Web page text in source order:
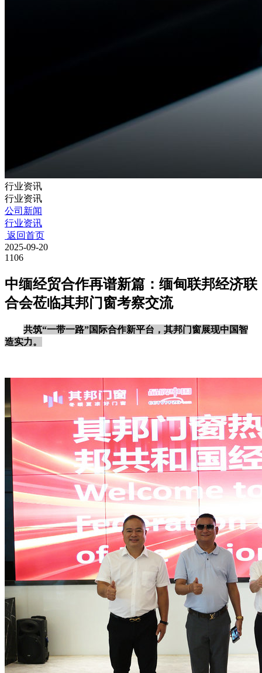
行业资讯
行业资讯
公司新闻
行业资讯
返回首页
2025-09-20
1106
中缅经贸合作再谱新篇：缅甸联邦经济联
合会莅临其邦门窗考察交流
共筑“一带一路”国际合作新平台，其邦门窗展现中国智
造实力。